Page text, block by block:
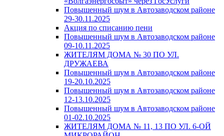
Повышенный шум в Автозаводском районе
29-30.11.2025
Акция по списанию пени
Повышенный шум в Автозаводском районе
09-10.11.2025
ЖИТЕЛЯМ ДОМА № 30 ПО УЛ.
ДРУЖАЕВА
Повышенный шум в Автозаводском районе
19-20.10.2025
Повышенный шум в Автозаводском районе
12-13.10.2025
Повышенный шум в Автозаводском районе
01-02.10.2025
ЖИТЕЛЯМ ДОМА № 11, 13 ПО УЛ. 6-ОЙ